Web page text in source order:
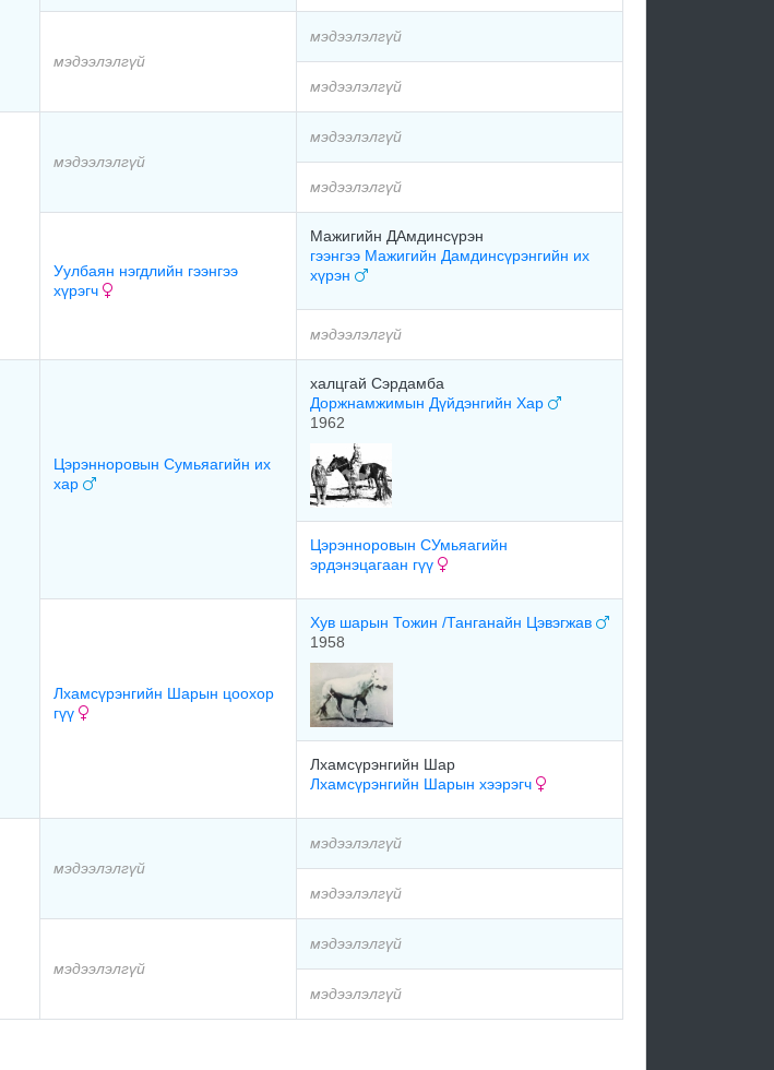
мэдээлэлгүй
мэдээлэлгүй
мэдээлэлгүй
мэдээлэлгүй
мэдээлэлгүй
мэдээлэлгүй
Уулбаян нэгдлийн гээнгээ
хүрэгч
Мажигийн ДАмдинсүрэн
гээнгээ Мажигийн Дамдинсүрэнгийн их
хүрэн
мэдээлэлгүй
Цэрэнноровын Сумьяагийн их
хар
халцгай Сэрдамба
Доржнамжимын Дүйдэнгийн Хар
1962
Цэрэнноровын СУмьяагийн
эрдэнэцагаан гүү
Лхамсүрэнгийн Шарын цоохор
гүү
Хув шарын Тожин /Танганайн Цэвэгжав
1958
Лхамсүрэнгийн Шар
Лхамсүрэнгийн Шарын хээрэгч
мэдээлэлгүй
мэдээлэлгүй
мэдээлэлгүй
мэдээлэлгүй
мэдээлэлгүй
мэдээлэлгүй